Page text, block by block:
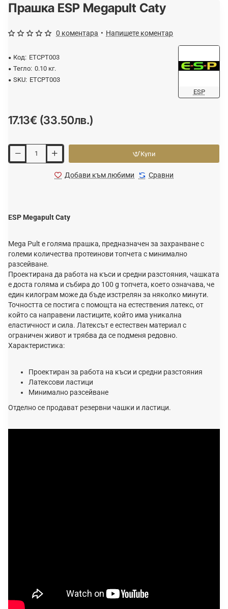
Прашка ESP Megapult Caty
Код: ETCPT003
Тегло: 0.10 кг.
SKU: ETCPT003
ESP
0 коментара • Напишете коментар
17.13€ (33.50лв.)
Купи
Добави към любими Сравни
ESP Megapult Caty
Mega Pult е голяма прашка, предназначен за захранване с
големи количества протеинови топчета с минимално
разсейване.
Проектирана да работа на къси и средни разстояния, чашката
е доста голяма и събира до 100 g топчета, което означава, че
един килограм може да бъде изстрелян за няколко минути.
Точността се постига с помощта на естествения латекс, от
който са направени ластиците, който има уникална
еластичност и сила. Латексът е естествен материал с
ограничен живот и трябва да се подменя редовно.
Характеристика:
Проектиран за работа на къси и средни разстояния
Латексови ластици
Минимално разсейване
Отделно се продават резервни чашки и ластици.